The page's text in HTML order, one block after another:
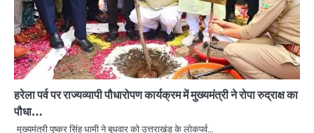
हरेला पर्व पर राज्यव्यापी पौधारोपण कार्यक्रम में मुख्यमंत्री ने रोपा रुद्राक्ष का
पौधा…
मुख्यमंत्री पुष्कर सिंह धामी ने बुधवार को उत्तराखंड के लोकपर्व…